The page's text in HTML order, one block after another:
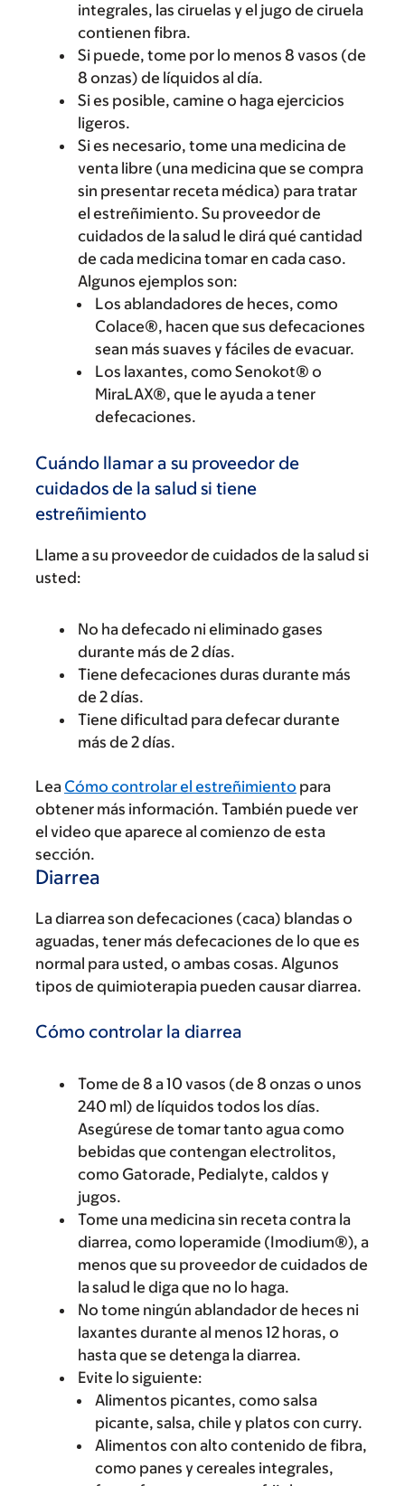
integrales, las ciruelas y el jugo de ciruela
contienen fibra.
Si puede, tome por lo menos 8 vasos (de
8 onzas) de líquidos al día.
Si es posible, camine o haga ejercicios
ligeros.
Si es necesario, tome una medicina de
venta libre (una medicina que se compra
sin presentar receta médica) para tratar
el estreñimiento. Su proveedor de
cuidados de la salud le dirá qué cantidad
de cada medicina tomar en cada caso.
Algunos ejemplos son:
Los ablandadores de heces, como
Colace®, hacen que sus defecaciones
sean más suaves y fáciles de evacuar.
Los laxantes, como Senokot® o
MiraLAX®, que le ayuda a tener
defecaciones.
Cuándo llamar a su proveedor de
cuidados de la salud si tiene
estreñimiento
Llame a su proveedor de cuidados de la salud si
usted:
No ha defecado ni eliminado gases
durante más de 2 días.
Tiene defecaciones duras durante más
de 2 días.
Tiene dificultad para defecar durante
más de 2 días.
Lea Cómo controlar el estreñimiento para
obtener más información. También puede ver
el video que aparece al comienzo de esta
sección.
Diarrea
La diarrea son defecaciones (caca) blandas o
aguadas, tener más defecaciones de lo que es
normal para usted, o ambas cosas. Algunos
tipos de quimioterapia pueden causar diarrea.
Cómo controlar la diarrea
Tome de 8 a 10 vasos (de 8 onzas o unos
240 ml) de líquidos todos los días.
Asegúrese de tomar tanto agua como
bebidas que contengan electrolitos,
como Gatorade, Pedialyte, caldos y
jugos.
Tome una medicina sin receta contra la
diarrea, como loperamide (Imodium®), a
menos que su proveedor de cuidados de
la salud le diga que no lo haga.
No tome ningún ablandador de heces ni
laxantes durante al menos 12 horas, o
hasta que se detenga la diarrea.
Evite lo siguiente:
Alimentos picantes, como salsa
picante, salsa, chile y platos con curry.
Alimentos con alto contenido de fibra,
como panes y cereales integrales,